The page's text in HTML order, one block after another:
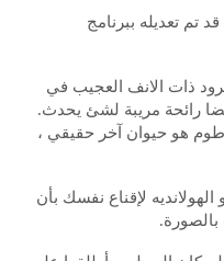
تم تعديله ببرنامج
ذات الانف العجيب في
رائحة مريبة لشئ يحدث.
هو حيوان آخر حقيقي ،
لإقناع نفسك بأن
بالصورة.